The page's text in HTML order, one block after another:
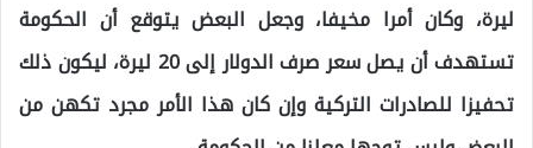
ليرة، وكان أمرا مخيفا، وجعل البعض يتوقع أن الحكومة
تستهدف أن يصل سعر صرف الدولار إلى 20 ليرة، ليكون ذلك
تحفيزا للصادرات التركية وإن كان هذا الأمر مجرد تكهن من